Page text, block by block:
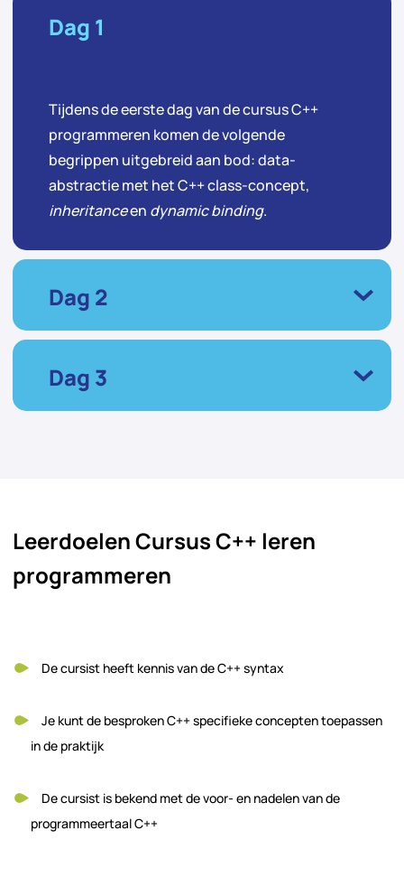
Dag 1
Tijdens de eerste dag van de cursus C++
programmeren komen de volgende
begrippen uitgebreid aan bod: data-
abstractie met het C++ class-concept,
inheritanceen dynamic binding.
Dag 2
Dag 3
Leerdoelen Cursus C++ leren
programmeren
De cursist heeft kennis van de C++ syntax
Je kunt de besproken C++ specifieke concepten toepassen
in de praktijk
De cursist is bekend met de voor- en nadelen van de
programmeertaal C++